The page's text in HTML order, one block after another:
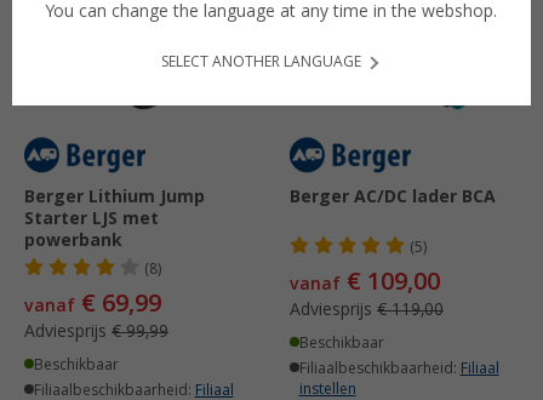
Berger Lithium Jump
Starter LJS met
powerbank
(8)
vanaf € 69,99
Adviesprijs € 99,99
Beschikbaar
Filiaalbeschikbaarheid: Filiaal
Berger AC/DC lader BCA
(5)
vanaf € 109,00
Adviesprijs € 119,00
Beschikbaar
Filiaalbeschikbaarheid: Filiaal
instellen
You can change the language at any time in the webshop.
SELECT ANOTHER LANGUAGE